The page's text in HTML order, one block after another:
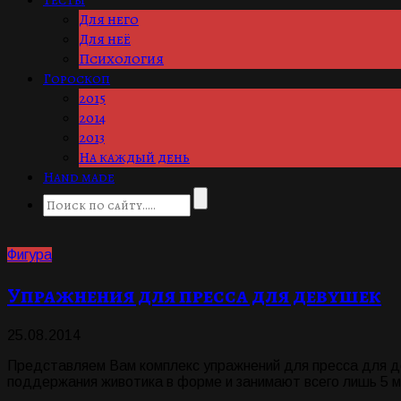
Для него
Для неё
Психология
Гороскоп
2015
2014
2013
На каждый день
Hand made
Фигура
Упражнения для пресса для девушек